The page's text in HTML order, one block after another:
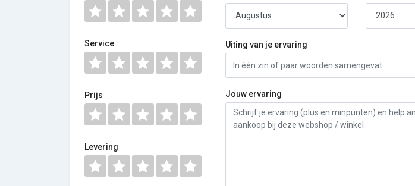
Service
Prijs
Levering
Uiting van je ervaring
Jouw ervaring